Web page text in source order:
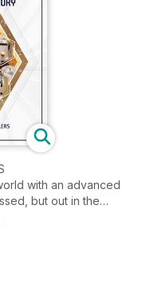
with an advanced
but out in the
the dark secret of the
senses an alien
Super-computer